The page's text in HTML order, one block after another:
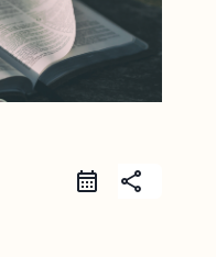
share